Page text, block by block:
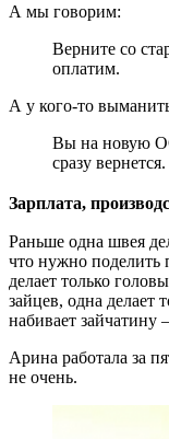
А мы говорим:
Верните со
оплатим.
А у кого-то
Вы на новую
сразу вернется.
Зарплата,
Раньше одна швея
что нужно поделить
делает только
зайцев, одна делает
набивает зайчатину
Арина работала за
не очень.